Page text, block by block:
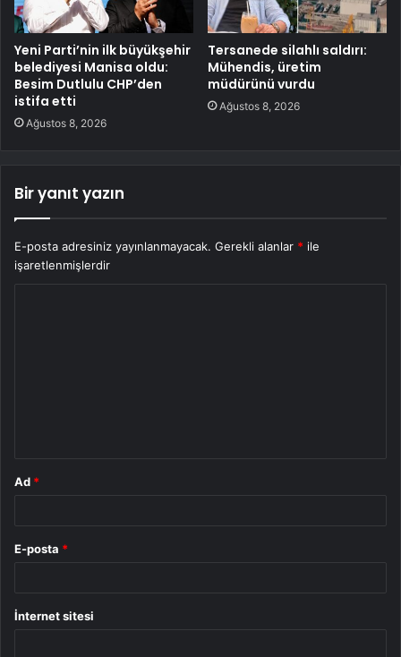
Yeni Parti’nin ilk büyükşehir
belediyesi Manisa oldu:
Besim Dutlulu CHP’den
istifa etti
Ağustos 8, 2026
Tersanede silahlı saldırı:
Mühendis, üretim
müdürünü vurdu
Ağustos 8, 2026
Bir yanıt yazın
E-posta adresiniz yayınlanmayacak. Gerekli alanlar * ile
işaretlenmişlerdir
Ad *
E-posta *
İnternet sitesi